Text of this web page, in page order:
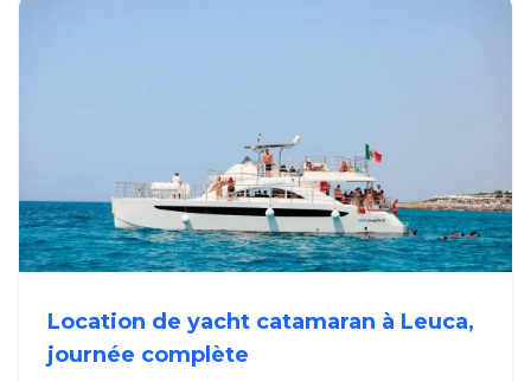
Location de yacht catamaran à Leuca,
journée complète